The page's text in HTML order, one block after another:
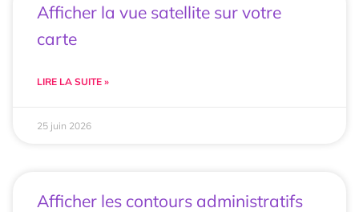
Afficher la vue satellite sur votre
carte
LIRE LA SUITE »
25 juin 2026
Afficher les contours administratifs